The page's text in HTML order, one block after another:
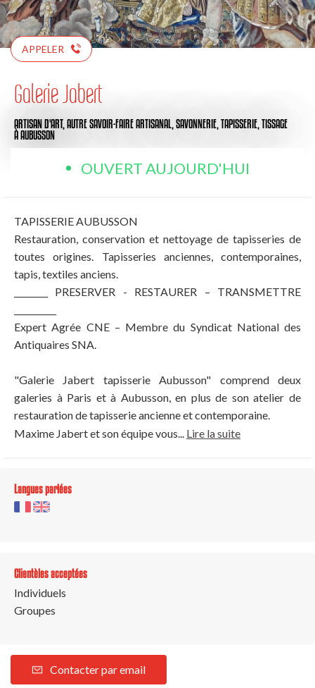
APPELER
Galerie Jabert
ARTISAN D'ART, AUTRE SAVOIR-FAIRE ARTISANAL, SAVONNERIE, TAPISSERIE, TISSAGE
À AUBUSSON
OUVERT AUJOURD'HUI
TAPISSERIE AUBUSSON
Restauration, conservation et nettoyage de tapisseries de
toutes origines. Tapisseries anciennes, contemporaines,
tapis, textiles anciens.
________ PRESERVER - RESTAURER – TRANSMETTRE
Expert Agrée CNE – Membre du Syndicat National des
Antiquaires SNA.
"Galerie Jabert tapisserie Aubusson" comprend deux
galeries à Paris et à Aubusson, en plus de son atelier de
restauration de tapisserie ancienne et contemporaine.
Maxime Jabert et son équipe vous... Lire la suite
Langues parlées
Clientèles acceptées
Individuels
Groupes
Contacter par email